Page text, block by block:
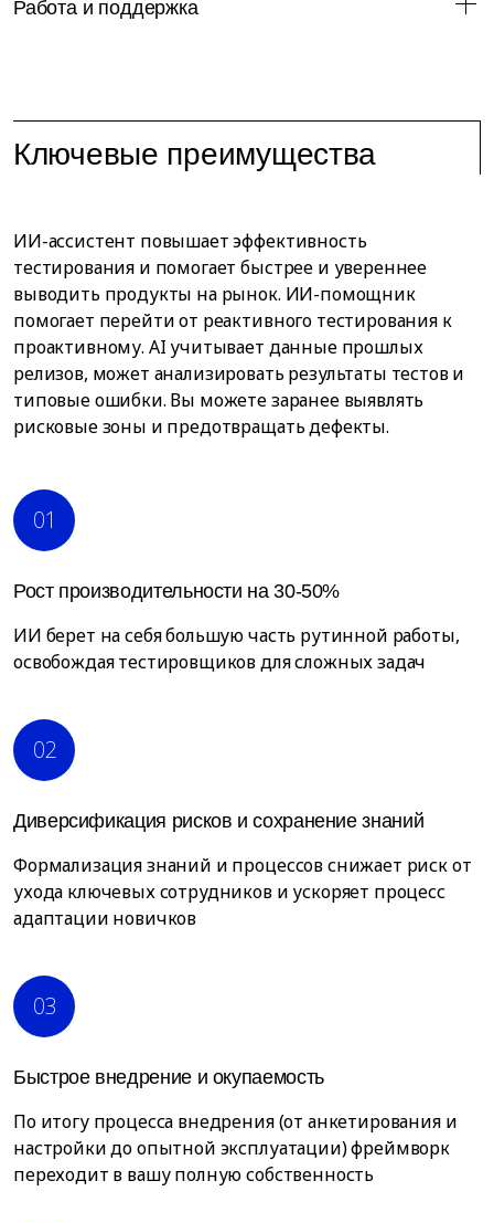
Работа и поддержка
Ключевые преимущества
ИИ-ассистент повышает эффективность
тестирования и помогает быстрее и увереннее
выводить продукты на рынок. ИИ-помощник
помогает перейти от реактивного тестирования к
проактивному. AI учитывает данные прошлых
релизов, может анализировать результаты тестов и
типовые ошибки. Вы можете заранее выявлять
рисковые зоны и предотвращать дефекты.
01
Рост производительности на 30-50%
ИИ берет на себя большую часть рутинной работы,
освобождая тестировщиков для сложных задач
02
Диверсификация рисков и сохранение знаний
Формализация знаний и процессов снижает риск от
ухода ключевых сотрудников и ускоряет процесс
адаптации новичков
03
Быстрое внедрение и окупаемость
По итогу процесса внедрения (от анкетирования и
настройки до опытной эксплуатации) фреймворк
переходит в вашу полную собственность